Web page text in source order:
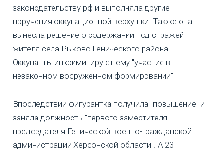
законодательству рф и выполняла другие
поручения оккупационной верхушки. Также она
вынесла решение о содержании под стражей
жителя села Рыково Генического района.
Оккупанты инкриминируют ему "участие в
незаконном вооруженном формировании"
Впоследствии фигурантка получила "повышение" и
заняла должность "первого заместителя
председателя Генической военно-гражданской
администрации Херсонской области". А 23